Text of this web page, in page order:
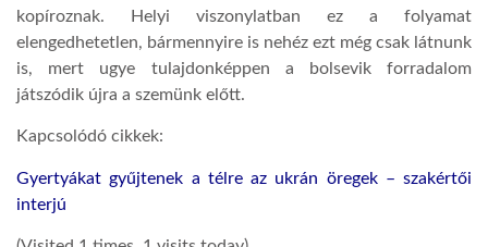
kopíroznak. Helyi viszonylatban ez a folyamat
elengedhetetlen, bármennyire is nehéz ezt még csak látnunk
is, mert ugye tulajdonképpen a bolsevik forradalom
játszódik újra a szemünk előtt.
Kapcsolódó cikkek:
Gyertyákat gyűjtenek a télre az ukrán öregek – szakértői
interjú